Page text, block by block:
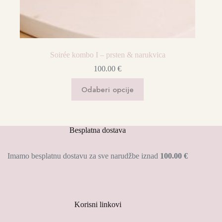
Soirée kombo I – prsten & narukvica
100.00€
Odaberi opcije
proizvod
ima
Opcije
se
odabrati
Besplatna dostava
Imamo besplatnu dostavu za sve narudžbe iznad 100.00 €
Korisni linkovi